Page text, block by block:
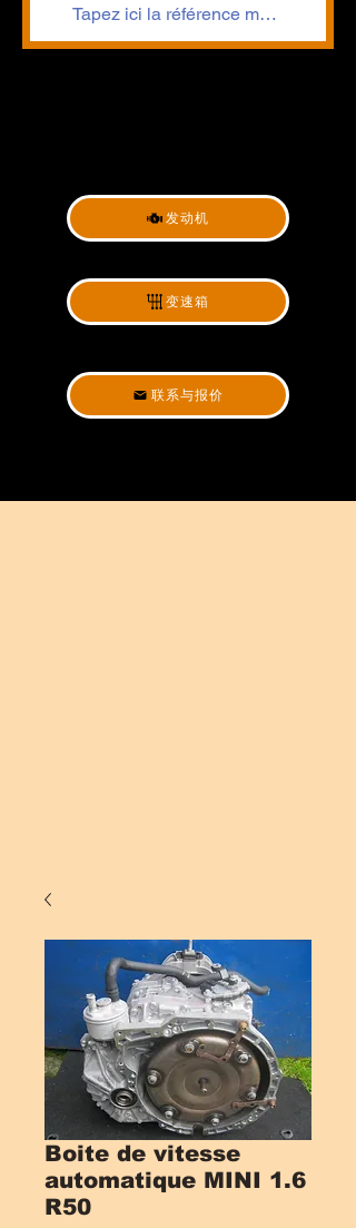
发动机
变速箱
联系与报价
Boite de vitesse
automatique MINI 1.6
R50